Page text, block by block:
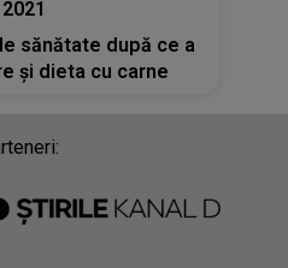
sănătate după ce a
și dieta cu carne